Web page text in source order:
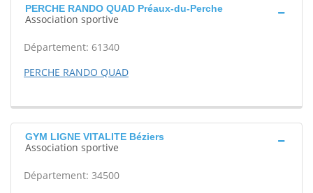
PERCHE RANDO QUAD Préaux-du-Perche
Association sportive
Département: 61340
PERCHE RANDO QUAD
GYM LIGNE VITALITE Béziers
Association sportive
Département: 34500